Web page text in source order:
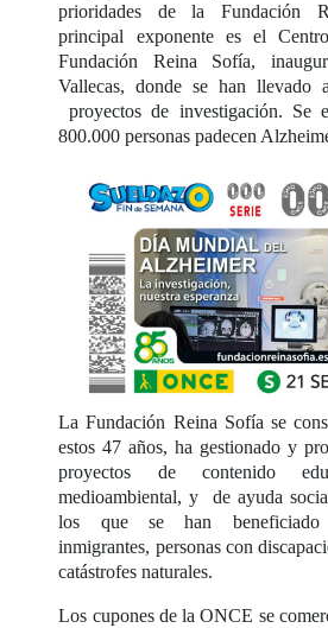
prioridades de la Fundación
principal exponente es el
Fundación Reina Sofía,
Vallecas, donde se han llevado
proyectos de investigación. Se
800.000 personas padecen
La Fundación Reina Sofía se
estos 47 años, ha gestionado y
proyectos de contenido
medioambiental, y de ayuda
los que se han beneficiado
inmigrantes, personas con
catástrofes naturales.
Los cupones de la ONCE se